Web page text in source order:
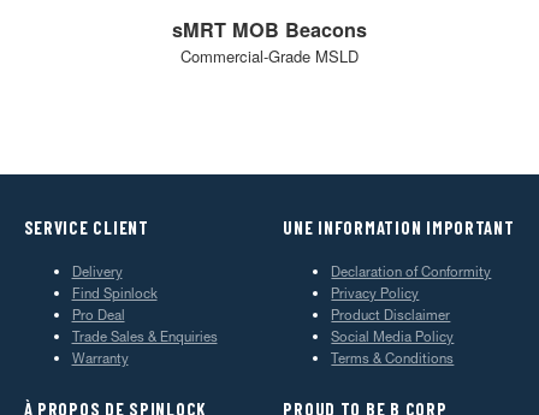
sMRT MOB Beacons
Commercial-Grade MSLD
SERVICE CLIENT
Delivery
Find Spinlock
Pro Deal
Trade Sales & Enquiries
Warranty
UNE INFORMATION IMPORTANT
Declaration of Conformity
Privacy Policy
Product Disclaimer
Social Media Policy
Terms & Conditions
À PROPOS DE SPINLOCK PROUD TO BE B CORP